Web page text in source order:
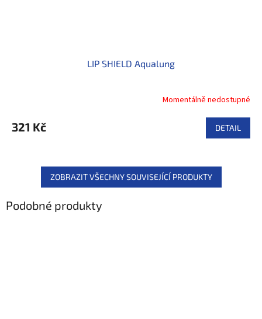
LIP SHIELD Aqualung
Momentálně nedostupné
321 Kč DETAIL
ZOBRAZIT VŠECHNY SOUVISEJÍCÍ PRODUKTY
Podobné produkty